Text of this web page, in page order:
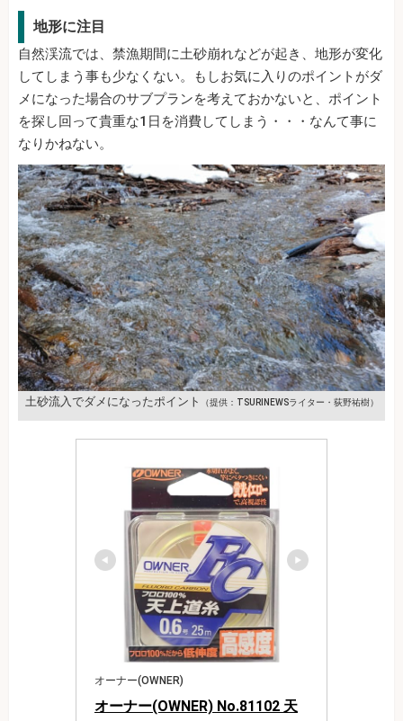
地形に注目
自然渓流では、禁漁期間に土砂崩れなどが起き、地形が変化
してしまう事も少なくない。もしお気に入りのポイントがダ
メになった場合のサブプランを考えておかないと、ポイント
を探し回って貴重な1日を消費してしまう・・・なんて事に
なりかねない。
土砂流入でダメになったポイント （提供：TSURINEWSライター・荻野祐樹）
オーナー(OWNER)
オーナー(OWNER) No.81102 天